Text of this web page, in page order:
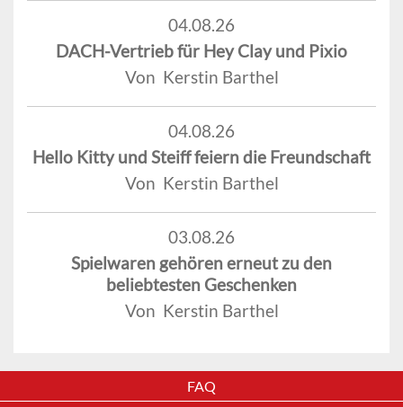
04.08.26
DACH-Vertrieb für Hey Clay und Pixio
Von Kerstin Barthel
04.08.26
Hello Kitty und Steiff feiern die Freundschaft
Von Kerstin Barthel
03.08.26
Spielwaren gehören erneut zu den
beliebtesten Geschenken
Von Kerstin Barthel
FAQ